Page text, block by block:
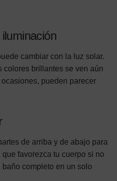
cambiar con la luz solar.
colores brillantes se ven aún
pueden parecer
de arriba y de abajo para
favorezca tu cuerpo si no
completo en un solo